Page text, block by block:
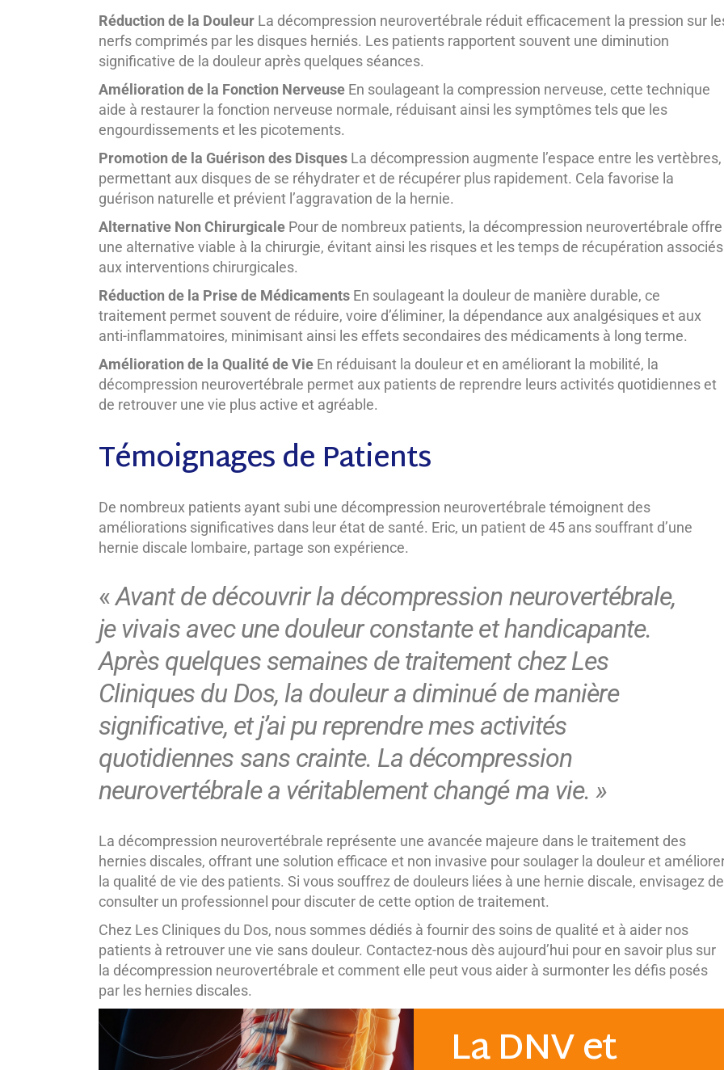
Réduction de la Douleur La décompression neurovertébrale réduit efficacement la pression sur
nerfs comprimés par les disques herniés. Les patients rapportent souvent une diminution
significative de la douleur après quelques séances.
Amélioration de la Fonction Nerveuse En soulageant la compression nerveuse, cette technique
aide à restaurer la fonction nerveuse normale, réduisant ainsi les symptômes tels que les
engourdissements et les picotements.
Promotion de la Guérison des Disques La décompression augmente l’espace entre les vertèbres,
permettant aux disques de se réhydrater et de récupérer plus rapidement. Cela favorise la
guérison naturelle et prévient l’aggravation de la hernie.
Alternative Non Chirurgicale Pour de nombreux patients, la décompression neurovertébrale offre
une alternative viable à la chirurgie, évitant ainsi les risques et les temps de récupération associés
aux interventions chirurgicales.
Réduction de la Prise de Médicaments En soulageant la douleur de manière durable, ce
traitement permet souvent de réduire, voire d’éliminer, la dépendance aux analgésiques et aux
anti-inflammatoires, minimisant ainsi les effets secondaires des médicaments à long terme.
Amélioration de la Qualité de Vie En réduisant la douleur et en améliorant la mobilité, la
décompression neurovertébrale permet aux patients de reprendre leurs activités quotidiennes et
de retrouver une vie plus active et agréable.
Témoignages de Patients
De nombreux patients ayant subi une décompression neurovertébrale témoignent des
améliorations significatives dans leur état de santé. Eric, un patient de 45 ans souffrant d’une
hernie discale lombaire, partage son expérience.
«Avant de découvrir la décompression neurovertébrale,
je vivais avec une douleur constante et handicapante.
Après quelques semaines de traitement chez Les
Cliniques du Dos, la douleur a diminué de manière
significative, et j’ai pu reprendre mes activités
quotidiennes sans crainte. La décompression
neurovertébrale a véritablement changé ma vie. »
La décompression neurovertébrale représente une avancée majeure dans le traitement des
hernies discales, offrant une solution efficace et non invasive pour soulager la douleur et
la qualité de vie des patients. Si vous souffrez de douleurs liées à une hernie discale, envisagez de
consulter un professionnel pour discuter de cette option de traitement.
Chez Les Cliniques du Dos, nous sommes dédiés à fournir des soins de qualité et à aider nos
patients à retrouver une vie sans douleur. Contactez-nous dès aujourd’hui pour en savoir plus sur
la décompression neurovertébrale et comment elle peut vous aider à surmonter les défis posés
par les hernies discales.
La DNV et